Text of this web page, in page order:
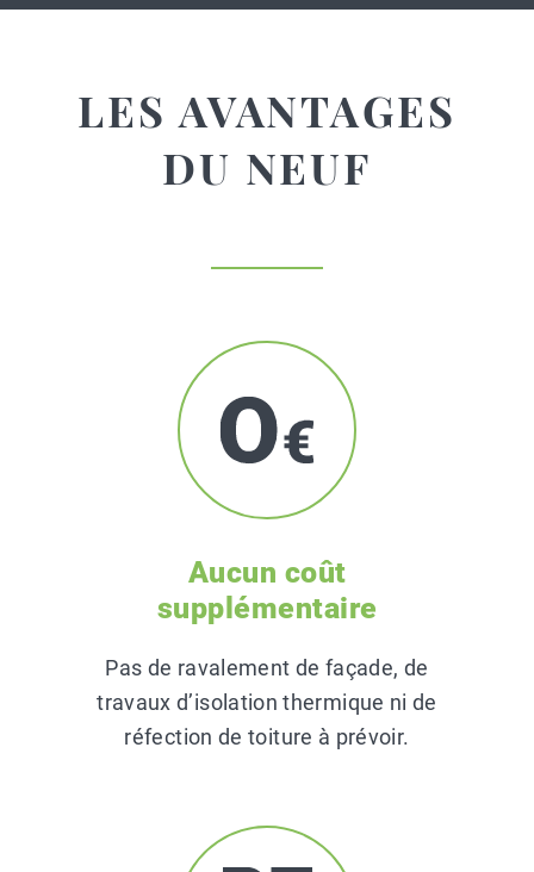
LES AVANTAGES
DU NEUF
Aucun coût
supplémentaire
Pas de ravalement de façade, de
travaux d’isolation thermique ni de
réfection de toiture à prévoir.